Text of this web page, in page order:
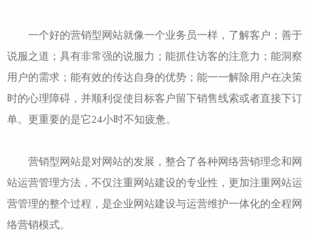
一个好的营销型网站就像一个业务员一样，了解客户；善于
说服之道；具有非常强的说服力；能抓住访客的注意力；能洞察
用户的需求；能有效的传达自身的优势；能一一解除用户在决策
时的心理障碍，并顺利促使目标客户留下销售线索或者直接下订
单。更重要的是它24小时不知疲惫。
营销型网站是对网站的发展，整合了各种网络营销理念和网
站运营管理方法，不仅注重网站建设的专业性，更加注重网站运
营管理的整个过程，是企业网站建设与运营维护一体化的全程网
络营销模式。